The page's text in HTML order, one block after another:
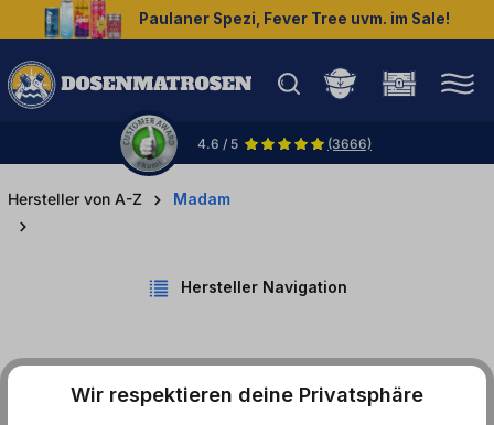
springen Paulaner Spezi, Fever Tree uvm. im Sale!
4.6 / 5 (3666)
Hersteller von A-Z Madam
Hersteller Navigation
Produkte von Madam
Wir respektieren deine Privatsphäre